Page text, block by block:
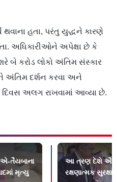
હતા, પરંતુ યુદ્ધને કારણે
અધિકારીઓને અપેક્ષા છે કે
બે કરોડ લોકો અંતિમ સંસ્કાર
અંતિમ દર્શન કરવા અને
દિવસ અલગ રાખવામાં આવ્યા છે.
તૈયબાના
મૃત્યુ
આ ત્રણ દેશે
રક્ષણાત્મક